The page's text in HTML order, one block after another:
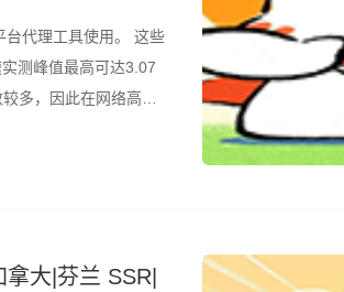
台代理工具使用。 这些
测峰值最高可达3.07
多，因此在网络高峰
大|芬兰 SSR|